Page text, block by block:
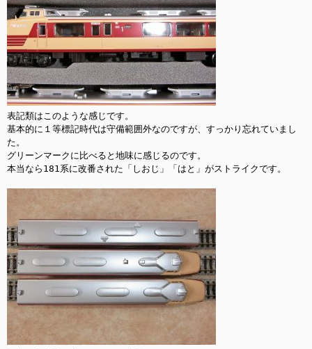
表記類はこのような感じです。
基本的に１等標記時代は守備範囲外なのですが、すっかり忘れていまし
た。
グリーンマークに比べると地味に感じるのです。
本当なら181系に改番された「しおじ」「はと」がストライクです。